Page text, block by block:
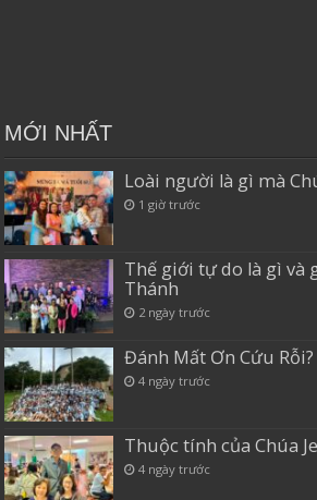
MỚI NHẤT
Loài người là gì mà
1 giờ trước
Thế giới tự do là gì và
Thánh
2 ngày trước
Đánh Mất Ơn Cứu Rỗi?
4 ngày trước
Thuộc tính của Chúa
4 ngày trước